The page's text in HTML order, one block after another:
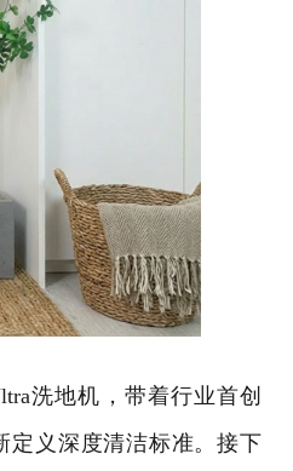
洗地机，带着行业首创
定义深度清洁标准。接下